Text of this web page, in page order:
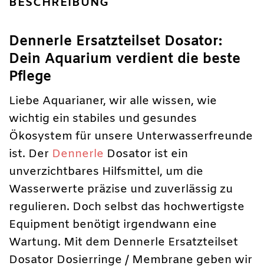
Dennerle Ersatzteilset Dosator:
Dein Aquarium verdient die beste
Pflege
Liebe Aquarianer, wir alle wissen, wie
wichtig ein stabiles und gesundes
Ökosystem für unsere Unterwasserfreunde
ist. Der Dennerle Dosator ist ein
unverzichtbares Hilfsmittel, um die
Wasserwerte präzise und zuverlässig zu
regulieren. Doch selbst das hochwertigste
Equipment benötigt irgendwann eine
Wartung. Mit dem Dennerle Ersatzteilset
Dosator Dosierringe / Membrane geben wir